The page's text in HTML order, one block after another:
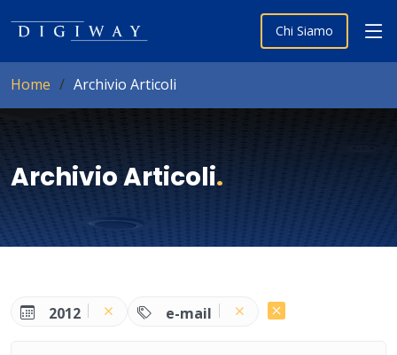
Chi Siamo
Home Archivio Articoli
Archivio Articoli.
2012 e-mail